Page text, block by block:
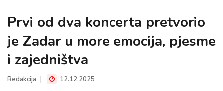
Prvi od dva koncerta pretvorio
je Zadar u more emocija, pjesme
i zajedništva
Redakcija 12.12.2025